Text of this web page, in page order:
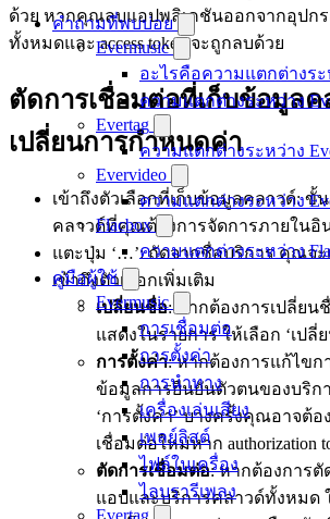
คำถามที่พบบ่อย
Evermusic
อะไรคือความแตกต่างระ
ความแตกต่างระหว่าง
Evertag
ความแตกต่างระหว่าง
Evervideo
ความแตกต่างระหว่าง
Flacbox
ความแตกต่างระหว่าง
คู่มือผู้ใช้
Evermusic
การเชื่อมต่อ
การตั้งค่า
การนำทาง
เครื่องเล่นเสียง
เพลย์ลิสต์
ไฟล์ในเครื่อง
ไลบรารีเพลง
Evertag
ด้วย หากคุณลบแอปพลิเคชันออกจากอุปก
ทั้งหมดและ access token จะถูกลบด้วย
ตัดการเชื่อมต่อที่เก็บข้อมูลค
เปลี่ยนการกำหนดค่า
เข้าถึงตัวเลือกที่เก็บข้อมูลคลาวด์:
คลาวด์ที่คุณต้องการจัดการภายในอิ
แตะปุ่ม ‘…’: ถัดจากชื่อบริการ คุณจะ
เข้าถึงตัวเลือกเพิ่มเติม
เปลี่ยนชื่อ: หากต้องการเปลี่ยน
แสดงในรายการ ให้เลือก ‘เปลี่
การตั้งค่า: หากต้องการแก้ไข
ข้อมูลการยืนยันตัวตนของบริก
‘การตั้งค่า’ บางครั้งคุณอาจต้
เชื่อมต่อใหม่หาก authorization
ตัดการเชื่อมต่อ: หากต้องการตั
แอปและบริการคลาวด์ทั้งหมด